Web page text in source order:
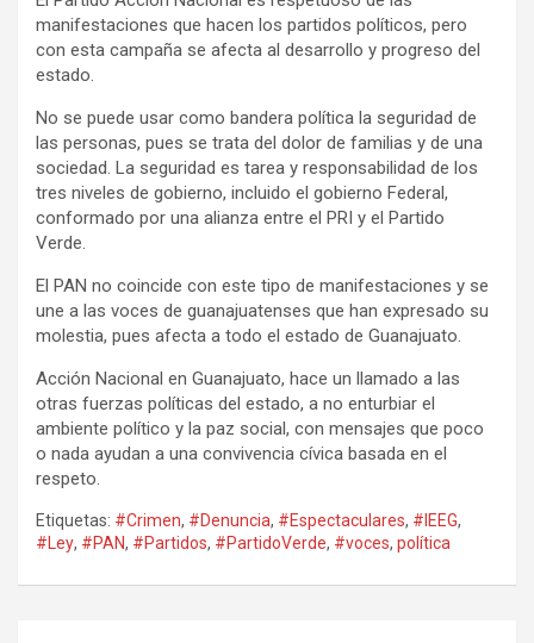
manifestaciones que hacen los partidos políticos, pero
con esta campaña se afecta al desarrollo y progreso del
estado.
No se puede usar como bandera política la seguridad de
las personas, pues se trata del dolor de familias y de una
sociedad. La seguridad es tarea y responsabilidad de los
tres niveles de gobierno, incluido el gobierno Federal,
conformado por una alianza entre el PRI y el Partido
Verde.
El PAN no coincide con este tipo de manifestaciones y se
une a las voces de guanajuatenses que han expresado su
molestia, pues afecta a todo el estado de Guanajuato.
Acción Nacional en Guanajuato, hace un llamado a las
otras fuerzas políticas del estado, a no enturbiar el
ambiente político y la paz social, con mensajes que poco
o nada ayudan a una convivencia cívica basada en el
respeto.
Etiquetas: #Crimen, #Denuncia, #Espectaculares, #IEEG,
#Ley, #PAN, #Partidos, #PartidoVerde, #voces, política